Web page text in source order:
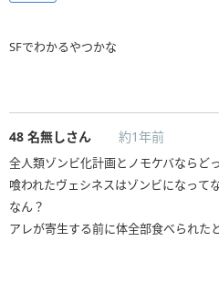
SFでわかるやつかな
48 名無しさん 約1年前
全人類ゾンビ化計画とノモケバならど
喰われたヴェシネスはゾンビになって
なん？
アレが寄生する前に体全部食べられた